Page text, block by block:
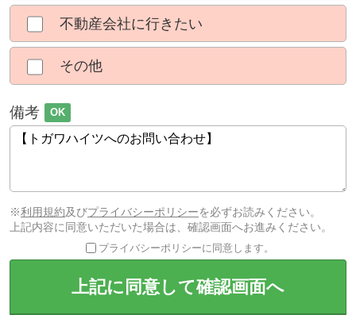
不動産会社に行きたい
その他
備考 OK
※利用規約及びプライバシーポリシーを必ずお読みください。
上記内容に同意いただいた場合は、確認画面へお進みください。
プライバシーポリシーに同意します。
上記に同意して確認画面へ